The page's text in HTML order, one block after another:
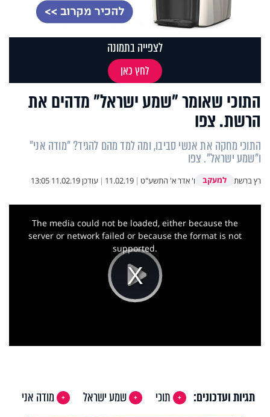
התוכי שאומר "שמע ישראל" מדהים את
הרשת. צפו
התוכי מחקה את אנשי סביבו, ומה למד מהם להגיד? "מודה אני"
ו"שמע ישראל". צפו
רץ ברשת למעקב ו' אדר א' התשע"ט |
11.02.19
| עודכן11.02.19 13:05
לצפייה בתמונה
לחץ כאן
Play
The media could not be loaded, either because the
server or network failed or because the format is not
supported.
תגיות ועדכונים: תוכי שמע ישראל
מודה אני